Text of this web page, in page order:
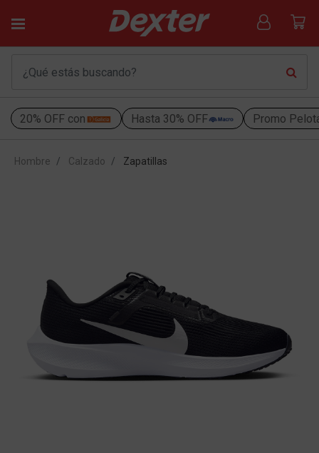
20% OFF con Hasta 30% OFF Promo
Hombre Calzado Zapatillas